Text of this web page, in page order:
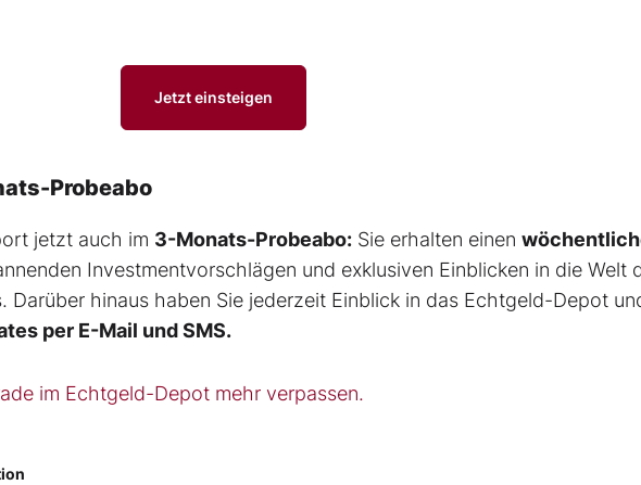
Jetzt einsteigen
Probeabo
jetzt auch im 3-Monats-Probeabo: Sie erhalten einen
Investmentvorschlägen und exklusiven Einblicken in die Welt
Darüber hinaus haben Sie jederzeit Einblick in das Echtgeld-Depot
per E-Mail und SMS.
im Echtgeld-Depot mehr verpassen.